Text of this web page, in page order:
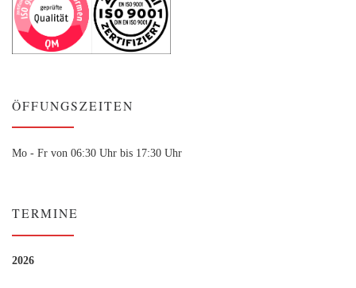
ÖFFUNGSZEITEN
Mo - Fr von 06:30 Uhr bis 17:30 Uhr
TERMINE
2026